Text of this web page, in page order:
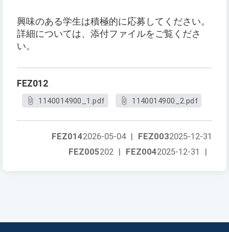
興味のある学生は積極的に応募してください。
詳細については、添付ファイルをご覧くださ
い。
FEZ012
1140014900_1.pdf 1140014900_2.pdf
FEZ0032025-12-31
FEZ0142026-05-04 |
FEZ0042025-12-31 |
FEZ005202 |